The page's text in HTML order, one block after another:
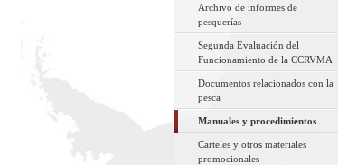
Archivo de informes de
pesquerías
Segunda Evaluación del
Funcionamiento de la CCRVMA
Documentos relacionados con la
pesca
Manuales y procedimientos
Carteles y otros materiales
promocionales